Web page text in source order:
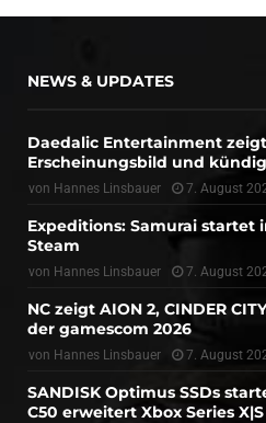
NEWS & UPDATES
Daedalic Entertainment
Erscheinungsbild und
von Hannes Linsbauer 7. August
Expeditions: Samurai startet
Steam
von Hannes Linsbauer 7. August
NC zeigt AION 2, CINDER
der gamescom 2026
von Hannes Linsbauer 7. August
SANDISK Optimus SSDs
C50 erweitert Xbox Series X|S